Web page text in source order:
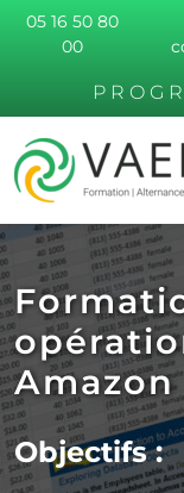
05 16 50 80
00
Amazon
Objectifs :